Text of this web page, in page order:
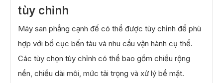
tùy chỉnh
Máy san phẳng cạnh đế có thể được tùy chỉnh để phù
hợp với bố cục bến tàu và nhu cầu vận hành cụ thể.
Các tùy chọn tùy chỉnh có thể bao gồm chiều rộng
nền, chiều dài môi, mức tải trọng và xử lý bề mặt.